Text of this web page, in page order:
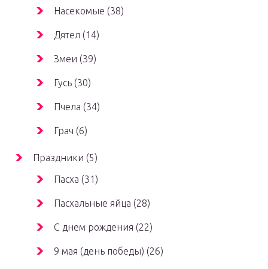
Насекомые (38)
Дятел (14)
Змеи (39)
Гусь (30)
Пчела (34)
Грач (6)
Праздники (5)
Пасха (31)
Пасхальные яйца (28)
С днем рождения (22)
9 мая (день победы) (26)